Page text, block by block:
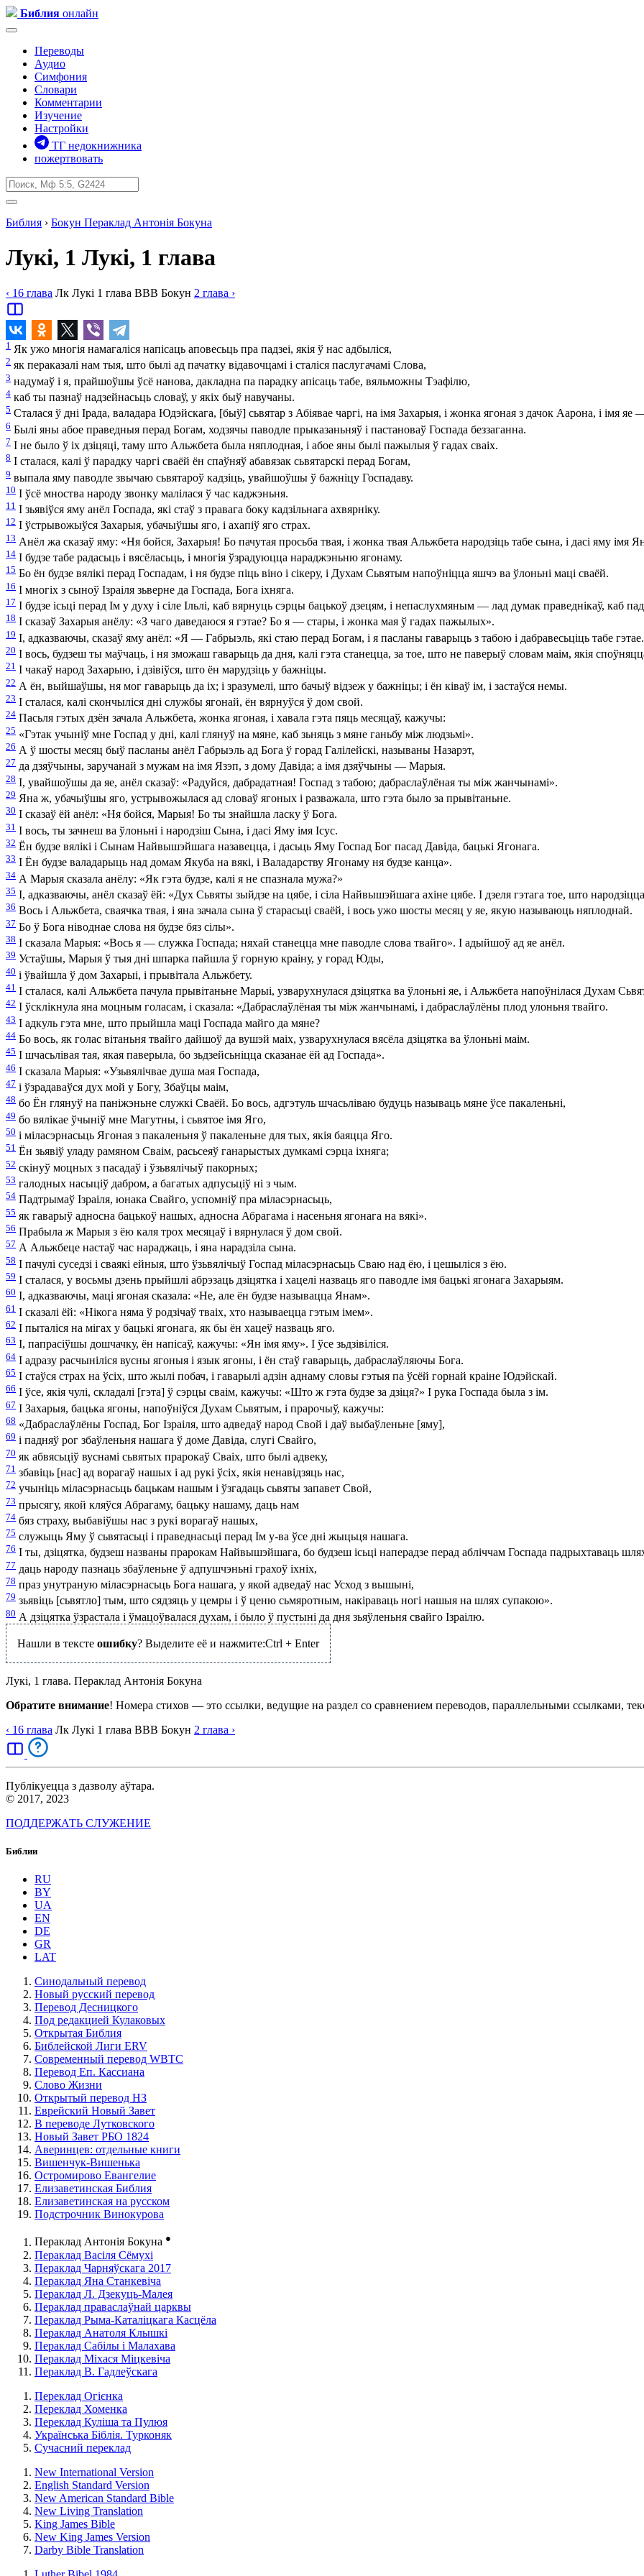
Библия онлайн
Переводы
Аудио
Симфония
Словари
Комментарии
Изучение
Настройки
ТГ недокнижника
пожертвовать
Библия › Бокун Пераклад Антонія Бокуна
Лукі, 1 Лукі, 1 глава
‹ 16 глава Лк Лукі 1 глава BBB Бокун 2 глава ›
1 Як ужо многія намагаліся напісаць аповесьць пра падзеі, якія ў нас адбыліся,
2 як пераказалі нам тыя, што былі ад пачатку відавочцамі і сталіся паслугачамі Слова,
3 надумаў і я, прайшоўшы ўсё нанова, дакладна па парадку апісаць табе, вяльможны Тэафілю,
4 каб ты пазнаў надзейнасьць словаў, у якіх быў навучаны.
5 Сталася ў дні Ірада, валадара Юдэйскага, [быў] сьвятар з Абіявае чаргі, на імя Захарыя, і жонка ягоная з дачок Аарона, і імя
6 Былі яны абое праведныя перад Богам, ходзячы паводле прыказаньняў і пастановаў Госпада беззаганна.
7 І не было ў іх дзіцяці, таму што Альжбета была няплодная, і абое яны былі пажылыя ў гадах сваіх.
8 І сталася, калі ў парадку чаргі сваёй ён спаўняў абавязак сьвятарскі перад Богам,
9 выпала яму паводле звычаю сьвятароў кадзіць, увайшоўшы ў бажніцу Госпадаву.
10 І ўсё мноства народу звонку малілася ў час каджэньня.
11 І зьявіўся яму анёл Госпада, які стаў з правага боку кадзільнага ахвярніку.
12 І ўстрывожыўся Захарыя, убачыўшы яго, і ахапіў яго страх.
13 Анёл жа сказаў яму: «Ня бойся, Захарыя! Бо пачутая просьба твая, і жонка твая Альжбета народзіць табе сына, і дасі яму імя
14 І будзе табе радасьць і вясёласьць, і многія ўзрадуюцца нараджэньню ягонаму.
15 Бо ён будзе вялікі перад Госпадам, і ня будзе піць віно і сікеру, і Духам Сьвятым напоўніцца яшчэ ва ўлоньні маці сваёй.
16 І многіх з сыноў Ізраіля зьверне да Госпада, Бога іхняга.
17 І будзе ісьці перад Ім у духу і сіле Ільлі, каб вярнуць сэрцы бацькоў дзецям, і непаслухмяным — лад думак праведнікаў, каб
18 І сказаў Захарыя анёлу: «З чаго даведаюся я гэтае? Бо я — стары, і жонка мая ў гадах пажылых».
19 І, адказваючы, сказаў яму анёл: «Я — Габрыэль, які стаю перад Богам, і я пасланы гаварыць з табою і дабравесьціць табе гэтае.
20 І вось, будзеш ты маўчаць, і ня зможаш гаварыць да дня, калі гэта станецца, за тое, што не паверыў словам маім, якія
21 І чакаў народ Захарыю, і дзівіўся, што ён марудзіць у бажніцы.
22 А ён, выйшаўшы, ня мог гаварыць да іх; і зразумелі, што бачыў відзеж у бажніцы; і ён ківаў ім, і застаўся немы.
23 І сталася, калі скончыліся дні службы ягонай, ён вярнуўся ў дом свой.
24 Пасьля гэтых дзён зачала Альжбета, жонка ягоная, і хавала гэта пяць месяцаў, кажучы:
25 «Гэтак учыніў мне Госпад у дні, калі глянуў на мяне, каб зьняць з мяне ганьбу між людзьмі».
26 А ў шосты месяц быў пасланы анёл Габрыэль ад Бога ў горад Галілейскі, называны Назарэт,
27 да дзяўчыны, заручанай з мужам на імя Язэп, з дому Давіда; а імя дзяўчыны — Марыя.
28 І, увайшоўшы да яе, анёл сказаў: «Радуйся, дабрадатная! Госпад з табою; дабраслаўлёная ты між жанчынамі».
29 Яна ж, убачыўшы яго, устрывожылася ад словаў ягоных і разважала, што гэта было за прывітаньне.
30 І сказаў ёй анёл: «Ня бойся, Марыя! Бо ты знайшла ласку ў Бога.
31 І вось, ты зачнеш ва ўлоньні і народзіш Сына, і дасі Яму імя Ісус.
32 Ён будзе вялікі і Сынам Найвышэйшага назавецца, і дасьць Яму Госпад Бог пасад Давіда, бацькі Ягонага.
33 І Ён будзе валадарыць над домам Якуба на вякі, і Валадарству Ягонаму ня будзе канца».
34 А Марыя сказала анёлу: «Як гэта будзе, калі я не спазнала мужа?»
35 І, адказваючы, анёл сказаў ёй: «Дух Сьвяты зыйдзе на цябе, і сіла Найвышэйшага ахіне цябе. І дзеля гэтага тое, што
36 Вось і Альжбета, сваячка твая, і яна зачала сына ў старасьці сваёй, і вось ужо шосты месяц у яе, якую называюць няплоднай.
37 Бо ў Бога ніводнае слова ня будзе бяз сілы».
38 І сказала Марыя: «Вось я — служка Госпада; няхай станецца мне паводле слова твайго». І адыйшоў ад яе анёл.
39 Устаўшы, Марыя ў тыя дні шпарка пайшла ў горную краіну, у горад Юды,
40 і ўвайшла ў дом Захарыі, і прывітала Альжбету.
41 І сталася, калі Альжбета пачула прывітаньне Марыі, узварухнулася дзіцятка ва ўлоньні яе, і Альжбета напоўнілася Духам
42 І ўсклікнула яна моцным голасам, і сказала: «Дабраслаўлёная ты між жанчынамі, і дабраслаўлёны плод улоньня твайго.
43 І адкуль гэта мне, што прыйшла маці Госпада майго да мяне?
44 Бо вось, як голас вітаньня твайго дайшоў да вушэй маіх, узварухнулася вясёла дзіцятка ва ўлоньні маім.
45 І шчасьлівая тая, якая паверыла, бо зьдзейсьніцца сказанае ёй ад Госпада».
46 І сказала Марыя: «Узьвялічвае душа мая Госпада,
47 і ўзрадаваўся дух мой у Богу, Збаўцы маім,
48 бо Ён глянуў на паніжэньне служкі Сваёй. Бо вось, адгэтуль шчасьліваю будуць называць мяне ўсе пакаленьні,
49 бо вялікае ўчыніў мне Магутны, і сьвятое імя Яго,
50 і міласэрнасьць Ягоная з пакаленьня ў пакаленьне для тых, якія баяцца Яго.
51 Ён зьявіў уладу рамяном Сваім, расьсеяў ганарыстых думкамі сэрца іхняга;
52 скінуў моцных з пасадаў і ўзьвялічыў пакорных;
53 галодных насыціў дабром, а багатых адпусьціў ні з чым.
54 Падтрымаў Ізраіля, юнака Свайго, успомніў пра міласэрнасьць,
55 як гаварыў адносна бацькоў нашых, адносна Абрагама і насеньня ягонага на вякі».
56 Прабыла ж Марыя з ёю каля трох месяцаў і вярнулася ў дом свой.
57 А Альжбеце настаў час нараджаць, і яна нарадзіла сына.
58 І пачулі суседзі і сваякі ейныя, што ўзьвялічыў Госпад міласэрнасьць Сваю над ёю, і цешыліся з ёю.
59 І сталася, у восьмы дзень прыйшлі абрэзаць дзіцятка і хацелі назваць яго паводле імя бацькі ягонага Захарыям.
60 І, адказваючы, маці ягоная сказала: «Не, але ён будзе называцца Янам».
61 І сказалі ёй: «Нікога няма ў родзічаў тваіх, хто называецца гэтым імем».
62 І пыталіся на мігах у бацькі ягонага, як бы ён хацеў назваць яго.
63 І, папрасіўшы дошчачку, ён напісаў, кажучы: «Ян імя яму». І ўсе зьдзівіліся.
64 І адразу расчыніліся вусны ягоныя і язык ягоны, і ён стаў гаварыць, дабраслаўляючы Бога.
65 І стаўся страх на ўсіх, што жылі побач, і гаварылі адзін аднаму словы гэтыя па ўсёй горнай краіне Юдэйскай.
66 І ўсе, якія чулі, складалі [гэта] ў сэрцы сваім, кажучы: «Што ж гэта будзе за дзіця?» І рука Госпада была з ім.
67 І Захарыя, бацька ягоны, напоўніўся Духам Сьвятым, і прарочыў, кажучы:
68 «Дабраслаўлёны Госпад, Бог Ізраіля, што адведаў народ Свой і даў выбаўленьне [яму],
69 і падняў рог збаўленьня нашага ў доме Давіда, слугі Свайго,
70 як абвясьціў вуснамі сьвятых прарокаў Сваіх, што былі адвеку,
71 збавіць [нас] ад ворагаў нашых і ад рукі ўсіх, якія ненавідзяць нас,
72 учыніць міласэрнасьць бацькам нашым і ўзгадаць сьвяты запавет Свой,
73 прысягу, якой кляўся Абрагаму, бацьку нашаму, даць нам
74 бяз страху, выбавіўшы нас з рукі ворагаў нашых,
75 служыць Яму ў сьвятасьці і праведнасьці перад Ім у-ва ўсе дні жыцьця нашага.
76 І ты, дзіцятка, будзеш названы прарокам Найвышэйшага, бо будзеш ісьці наперадзе перад абліччам Госпада падрыхтаваць
77 даць народу пазнаць збаўленьне ў адпушчэньні грахоў іхніх,
78 праз унутраную міласэрнасьць Бога нашага, у якой адведаў нас Усход з вышыні,
79 зьявіць [сьвятло] тым, што сядзяць у цемры і ў ценю сьмяротным, накіраваць ногі нашыя на шлях супакою».
80 А дзіцятка ўзрастала і ўмацоўвалася духам, і было ў пустыні да дня зьяўленьня свайго Ізраілю.
Нашли в тексте ошибку? Выделите её и нажмите:Ctrl + Enter
Лукі, 1 глава. Пераклад Антонія Бокуна
Обратите внимание! Номера стихов — это ссылки, ведущие на раздел со сравнением переводов, параллельными ссылками,
‹ 16 глава Лк Лукі 1 глава BBB Бокун 2 глава ›
Публікуецца з дазволу аўтара.
© 2017, 2023
ПОДДЕРЖАТЬ СЛУЖЕНИЕ
Библии
RU
BY
UA
EN
DE
GR
LAT
Синодальный перевод
Новый русский перевод
Перевод Десницкого
Под редакцией Кулаковых
Открытая Библия
Библейской Лиги ERV
Cовременный перевод WBTC
Перевод Еп. Кассиана
Слово Жизни
Открытый перевод НЗ
Еврейский Новый Завет
В переводе Лутковского
Новый Завет РБО 1824
Аверинцев: отдельные книги
Вишенчук-Вишенька
Остромирово Евангелие
Елизаветинская Библия
Елизаветинская на русском
Подстрочник Винокурова
Пераклад Антонія Бокуна ●
Пераклад Васіля Сёмухі
Пераклад Чарняўскага 2017
Пераклад Яна Станкевіча
Пераклад Л. Дзекуць-Малея
Пераклад праваслаўнай царквы
Пераклад Рыма-Каталіцкага Касцёла
Пераклад Анатоля Клышкi
Пераклад Сабілы і Малахава
Пераклад Міхася Міцкевіча
Пераклад В. Гадлеўскага
Переклад Огієнка
Переклад Хоменка
Переклад Куліша та Пулюя
Українська Біблія. Турконяк
Сучасний переклад
New International Version
English Standard Version
New American Standard Bible
New Living Translation
King James Bible
New King James Version
Darby Bible Translation